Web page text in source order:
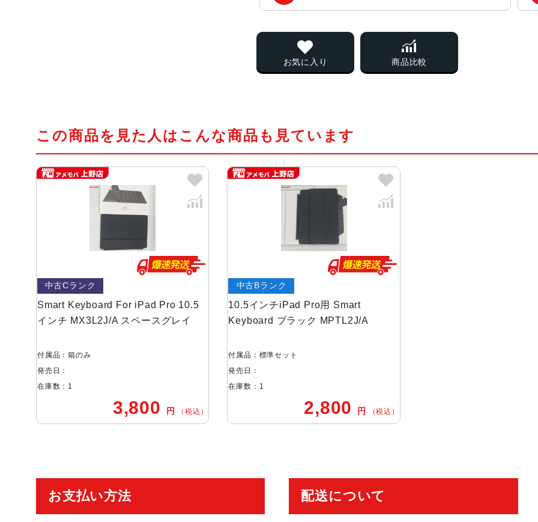
お気に入り 商品比較
この商品を見た人はこんな商品も見ています
Smart Keyboard For iPad Pro 10.5
インチ MX3L2J/A スペースグレイ
中古Cランク
付属品：箱のみ
発売日：
在庫数：1
3,800 円 （税込）
10.5インチiPad Pro用 Smart
Keyboard ブラック MPTL2J/A
中古Bランク
付属品：標準セット
発売日：
在庫数：1
2,800 円 （税込）
お支払い方法 配送について